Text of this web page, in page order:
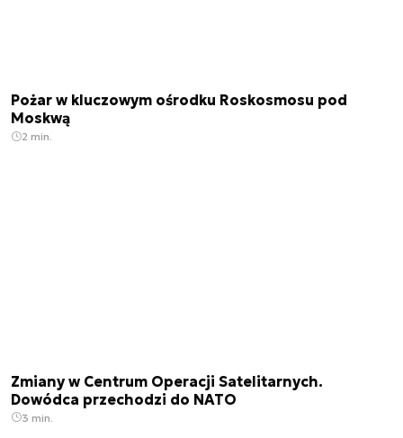
Pożar w kluczowym ośrodku Roskosmosu pod
Moskwą
2 min.
Zmiany w Centrum Operacji Satelitarnych.
Dowódca przechodzi do NATO
3 min.